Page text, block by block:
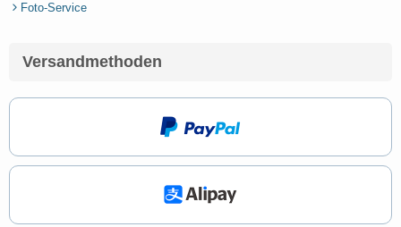
Foto-Service
Versandmethoden